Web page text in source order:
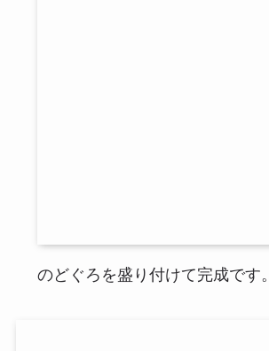
のどぐろを盛り付けて完成です。